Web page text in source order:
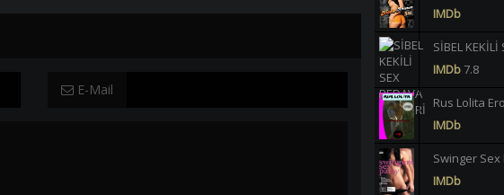
E-Mail
IMDb
IMDb7.8
Rus Lolita
IMDb
IMDb